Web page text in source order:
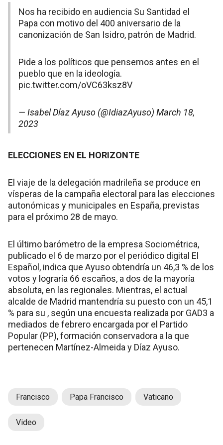
Nos ha recibido en audiencia Su Santidad el
Papa con motivo del 400 aniversario de la
canonización de San Isidro, patrón de Madrid.
Pide a los políticos que pensemos antes en el
pueblo que en la ideología.
pic.twitter.com/oVC63ksz8V
— Isabel Díaz Ayuso (@IdiazAyuso) March 18,
2023
ELECCIONES EN EL HORIZONTE
El viaje de la delegación madrileña se produce en
vísperas de la campaña electoral para las elecciones
autonómicas y municipales en España, previstas
para el próximo 28 de mayo.
El último barómetro de la empresa Sociométrica,
publicado el 6 de marzo por el periódico digital El
Español, indica que Ayuso obtendría un 46,3 % de los
votos y lograría 66 escaños, a dos de la mayoría
absoluta, en las regionales. Mientras, el actual
alcalde de Madrid mantendría su puesto con un 45,1
% para su , según una encuesta realizada por GAD3 a
mediados de febrero encargada por el Partido
Popular (PP), formación conservadora a la que
pertenecen Martínez-Almeida y Díaz Ayuso.
Francisco Papa Francisco Vaticano
Video